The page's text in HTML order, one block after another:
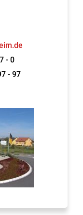
- 0
- 97